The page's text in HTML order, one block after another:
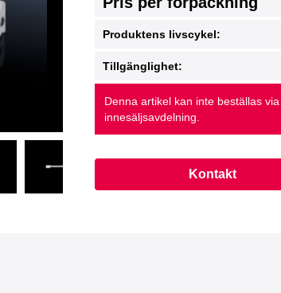
Produktens livscykel:
Tillgänglighet:
Denna artikel kan inte beställas
innesäljsavdelning.
Kontakt